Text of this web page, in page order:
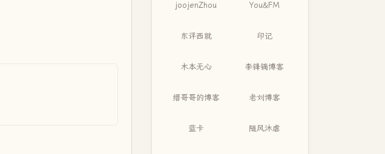
joojenZhou You&FM
东评西就 印记
木本无心 李锋镝博客
缙哥哥的博客 老刘博客
蓝卡 随风沐虐